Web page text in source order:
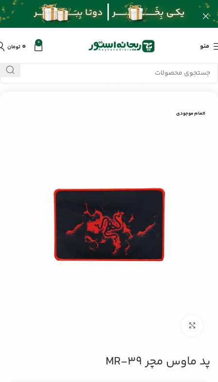
منو 0 ۰ تومان
خانه/محصولات/کامپیوتر و لپ تاپ/پد ماوس مچر MR-39
اتمام موجودی
پد ماوس مچر MR-39